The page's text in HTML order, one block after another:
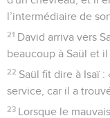
l’intermédiaire de
21 David arriva vers
beaucoup à Saül et
22 Saül fit dire à Isaï :
service, car il a
23 Lorsque le